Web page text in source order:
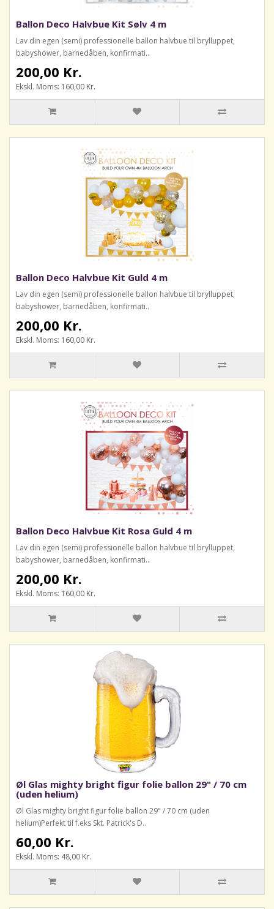
Ballon Deco Halvbue Kit Sølv 4 m
Lav din egen (semi) professionelle ballon halvbue til brylluppet,
babyshower, barnedåben, konfirmati..
200,00 Kr.
Ekskl. Moms: 160,00 Kr.
Ballon Deco Halvbue Kit Guld 4 m
Lav din egen (semi) professionelle ballon halvbue til brylluppet,
babyshower, barnedåben, konfirmati..
200,00 Kr.
Ekskl. Moms: 160,00 Kr.
Ballon Deco Halvbue Kit Rosa Guld 4 m
Lav din egen (semi) professionelle ballon halvbue til brylluppet,
babyshower, barnedåben, konfirmati..
200,00 Kr.
Ekskl. Moms: 160,00 Kr.
Øl Glas mighty bright figur folie ballon 29" / 70 cm
(uden helium)
Øl Glas mighty bright figur folie ballon 29" / 70 cm (uden
helium)Perfekt til f.eks Skt. Patrick's D..
60,00 Kr.
Ekskl. Moms: 48,00 Kr.